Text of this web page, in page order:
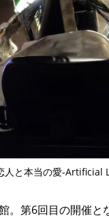
人と本当の愛-
第6回目の開催と